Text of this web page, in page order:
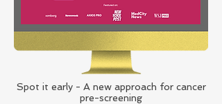
Spot it early - A new approach for cancer
pre-screening